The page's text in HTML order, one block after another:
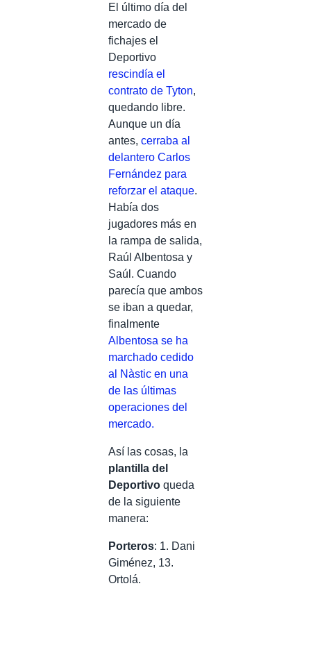
El último día del
mercado de
fichajes el
Deportivo
rescindía el
contrato de Tyton,
quedando libre.
Aunque un día
antes, cerraba al
delantero Carlos
Fernández para
reforzar el ataque.
Había dos
jugadores más en
la rampa de salida,
Raúl Albentosa y
Saúl. Cuando
parecía que ambos
se iban a quedar,
finalmente
Albentosa se ha
marchado cedido
al Nàstic en una
de las últimas
operaciones del
mercado.
Así las cosas, la
plantilla del
Deportivo queda
de la siguiente
manera:
Porteros: 1. Dani
Giménez, 13.
Ortolá.